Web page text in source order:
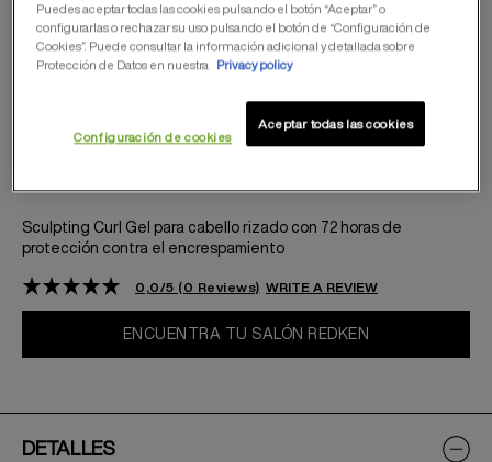
Sculpting Curl Gel para cabello rizado con 72 horas de
protección contra el encrespamiento
0,0/5 (0 Reviews) WRITE A REVIEW
ENCUENTRA TU SALÓN REDKEN
DETALLES
Puedes aceptar todas las cookies pulsando el botón “Aceptar” o
configurarlas o rechazar su uso pulsando el botón de “Configuración de
Cookies”. Puede consultar la información adicional y detallada sobre
Protección de Datos en nuestra
Privacy policy
Configuración de cookies
Aceptar todas las cookies